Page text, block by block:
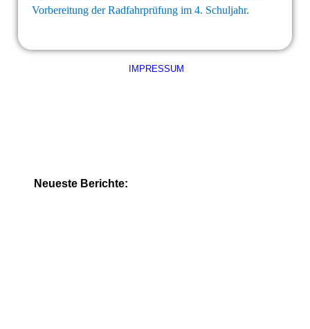
Vorbereitung der Radfahrprüfung im 4. Schuljahr.
IMPRESSUM
Neueste Berichte: